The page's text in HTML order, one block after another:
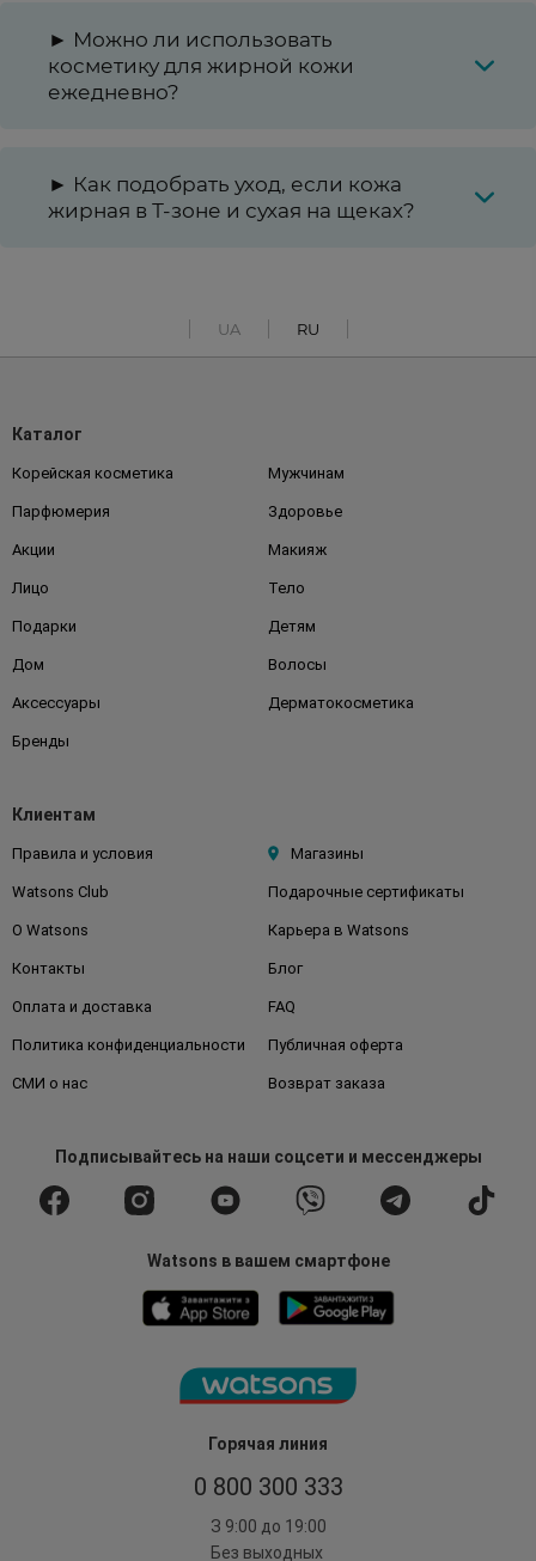
► Можно ли использовать
косметику для жирной кожи
ежедневно?
► Как подобрать уход, если кожа
жирная в Т-зоне и сухая на щеках?
UA RU
Горячая линия
0 800 300 333
З 9:00 до 19:00
Без выходных
Каталог
Корейская косметика Мужчинам
Парфюмерия Здоровье
Акции Макияж
Лицо Тело
Подарки Детям
Дом Волосы
Аксессуары Дерматокосметика
Бренды
Клиентам
Правила и условия Магазины
Watsons Club Подарочные сертификаты
О Watsons Карьера в Watsons
Контакты Блог
Оплата и доставка FAQ
Политика конфиденциальности Публичная оферта
СМИ о нас Возврат заказа
Подписывайтесьна наши соцсети и мессенджеры
Watsons в вашем смартфоне